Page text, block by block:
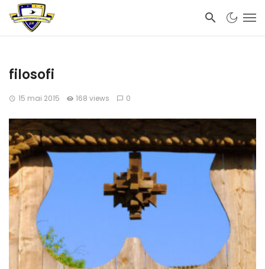
filosofi
15 mai 2015 168 views 0